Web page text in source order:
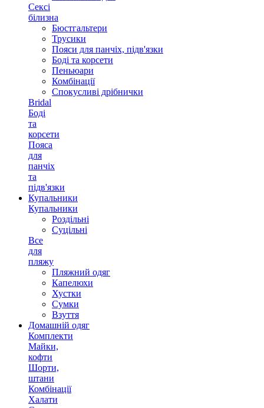
Сексі
білизна
Бюстгальтери
Трусики
Пояси для панчіх, підв'язки
Боді та корсети
Пеньюари
Комбінації
Спокусливі дрібнички
Bridal
Боді
та
корсети
Пояса
для
панчіх
та
підв'язки
Купальники
Купальники
Роздільні
Суцільні
Все
для
пляжу
Пляжний одяг
Капелюхи
Хустки
Сумки
Взуття
Домашній одяг
Комплекти
Майки,
кофти
Шорти,
штани
Комбінації
Халати